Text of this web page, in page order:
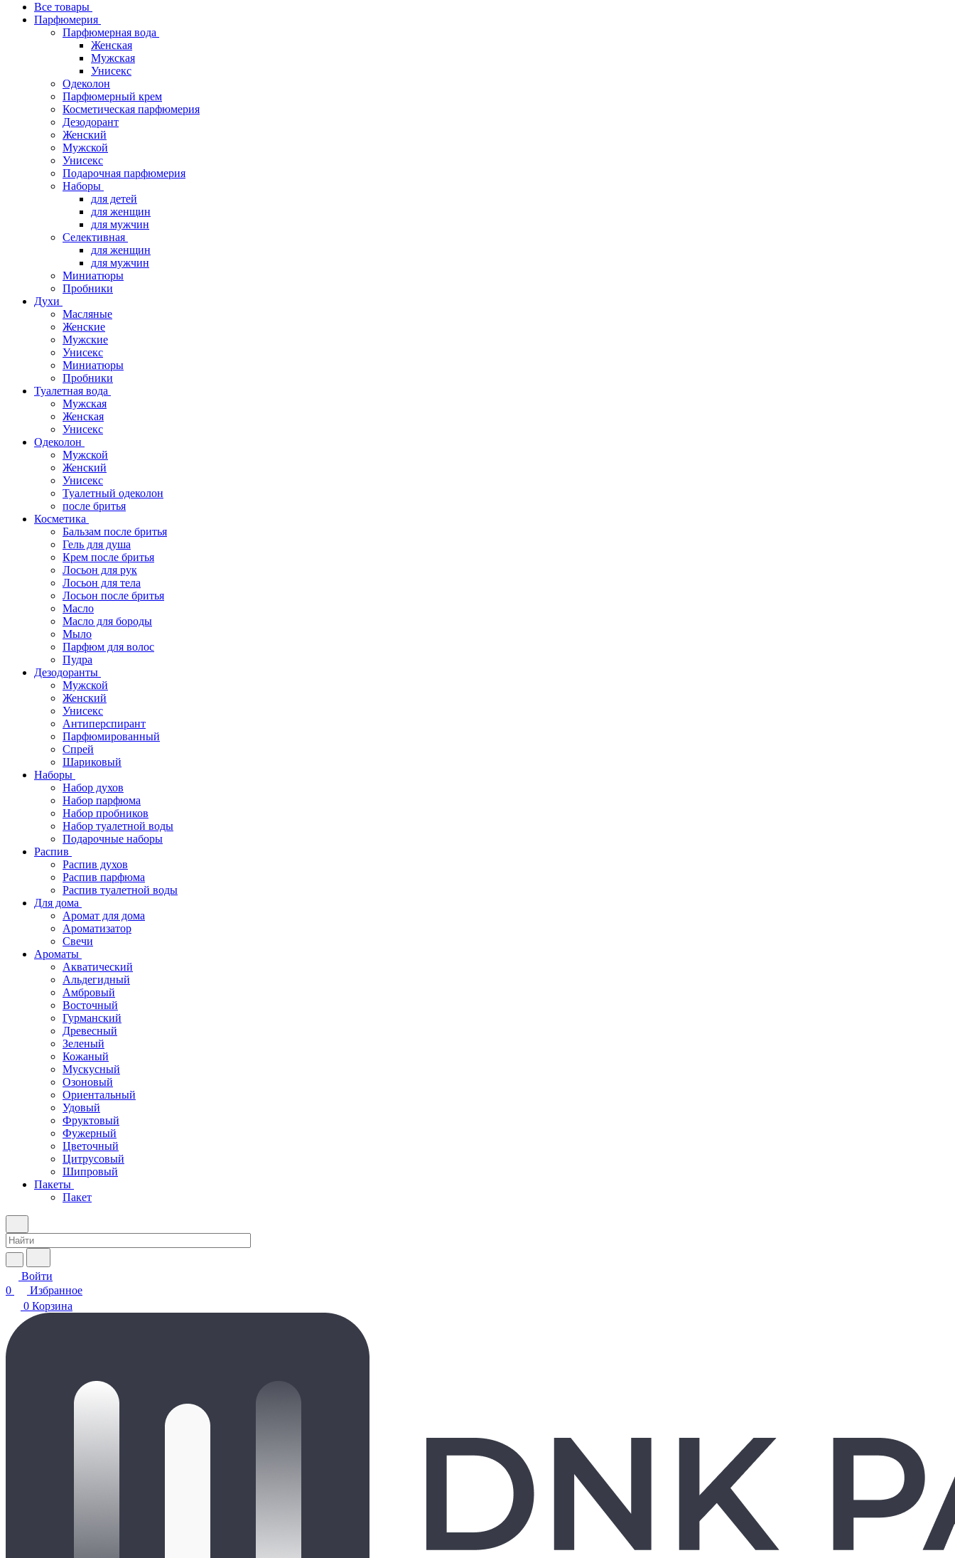
Все товары
Парфюмерия
Парфюмерная вода
Женская
Мужская
Унисекс
Одеколон
Парфюмерный крем
Косметическая парфюмерия
Дезодорант
Женский
Мужской
Унисекс
Подарочная парфюмерия
Наборы
для детей
для женщин
для мужчин
Селективная
для женщин
для мужчин
Миниатюры
Пробники
Духи
Масляные
Женские
Мужские
Унисекс
Миниатюры
Пробники
Туалетная вода
Мужская
Женская
Унисекс
Одеколон
Мужской
Женский
Унисекс
Туалетный одеколон
после бритья
Косметика
Бальзам после бритья
Гель для душа
Крем после бритья
Лосьон для рук
Лосьон для тела
Лосьон после бритья
Масло
Масло для бороды
Мыло
Парфюм для волос
Пудра
Дезодоранты
Мужской
Женский
Унисекс
Антиперспирант
Парфюмированный
Спрей
Шариковый
Наборы
Набор духов
Набор парфюма
Набор пробников
Набор туалетной воды
Подарочные наборы
Распив
Распив духов
Распив парфюма
Распив туалетной воды
Для дома
Аромат для дома
Ароматизатор
Свечи
Ароматы
Акватический
Альдегидный
Амбровый
Восточный
Гурманский
Древесный
Зеленый
Кожаный
Мускусный
Озоновый
Ориентальный
Удовый
Фруктовый
Фужерный
Цветочный
Цитрусовый
Шипровый
Пакеты
Пакет
Войти
0
Избранное
0 Корзина